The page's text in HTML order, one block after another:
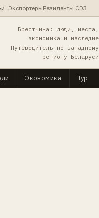
ЭкспортерыРезиденты СЭЗ
Брестчина: люди, места,
экономика и наследие
Путеводитель по западному
региону Беларуси
Экономика